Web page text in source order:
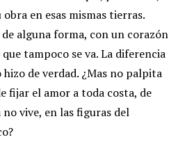
en esas mismas tierras.
alguna forma, con un corazón
tampoco se va. La diferencia
de verdad. ¿Mas no palpita
fijar el amor a toda costa, de
vive, en las figuras del